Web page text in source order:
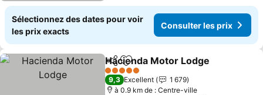
Sélectionnez des dates pour voir
les prix exacts
Consulter les prix
PartagerAjouter à mes favoris
Hacienda Motor Lodge
5 Étoiles
9,3 Excellent
1 679
à 0.9 km de : Centre-ville